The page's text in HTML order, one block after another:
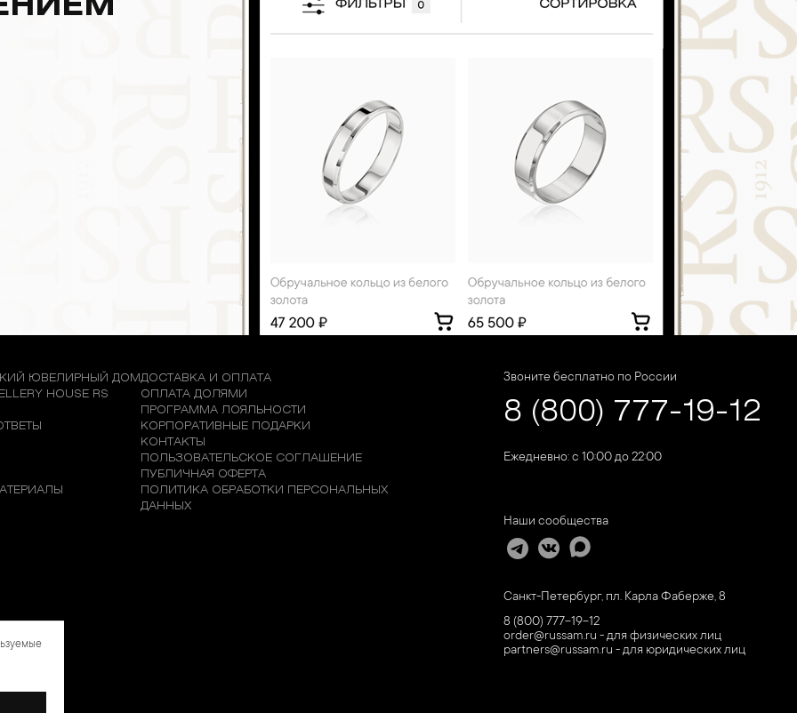
ЮВЕЛИРНЫЙ ДОМ
HOUSE RS
ДОСТАВКА И ОПЛАТА
ОПЛАТА ДОЛЯМИ
ПРОГРАММА ЛОЯЛЬНОСТИ
КОРПОРАТИВНЫЕ ПОДАРКИ
КОНТАКТЫ
ПОЛЬЗОВАТЕЛЬСКОЕ СОГЛАШЕНИЕ
ПУБЛИЧНАЯ ОФЕРТА
ПОЛИТИКА ОБРАБОТКИ ПЕРСОНАЛЬНЫХ
ДАННЫХ
Звоните бесплатно по России
8 (800) 777-19-12
Ежедневно: с 10:00 до 22:00
Наши сообщества
Санкт-Петербург, пл. Карла Фаберже, 8
8 (800) 777-19-12
order@russam.ru - для физических лиц
partners@russam.ru - для юридических лиц